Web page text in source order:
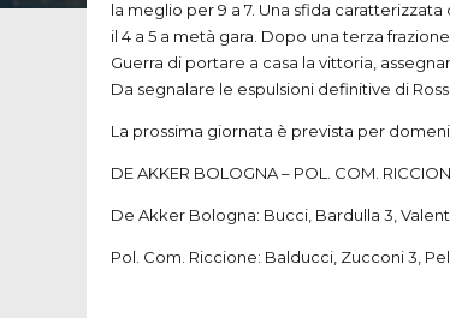
la meglio per 9 a 7. Una sfida
il 4 a 5 a metà gara. Dopo una terza
Guerra di portare a casa la vittoria,
Da segnalare le espulsioni definitive di
La prossima giornata è prevista per
DE AKKER BOLOGNA – POL. COM.
De Akker Bologna: Bucci, Bardulla 3,
Pol. Com. Riccione: Balducci, Zucconi 3,